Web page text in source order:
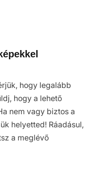
hogy legalább
hogy a lehető
nem vagy biztos a
helyetted! Ráadásul,
a meglévő